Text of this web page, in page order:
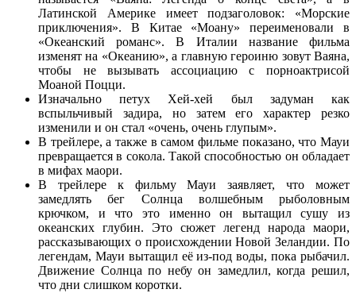
Латинской Америке имеет подзаголовок: «Морские
приключения». В Китае «Моану» переименовали в
«Океанский романс». В Италии название фильма
изменят на «Океанию», а главную героиню зовут Ваяна,
чтобы не вызывать ассоциацию с порноактрисой
Моаной Поцци.
Изначально петух Хей-хей был задуман как
вспыльчивый задира, но затем его характер резко
изменили и он стал «очень, очень глупым».
В трейлере, а также в самом фильме показано, что Мауи
превращается в сокола. Такой способностью он обладает
в мифах маори.
В трейлере к фильму Мауи заявляет, что может
замедлять бег Солнца волшебным рыболовным
крючком, и что это именно он вытащил сушу из
океанских глубин. Это сюжет легенд народа маори,
рассказывающих о происхождении Новой Зеландии. По
легендам, Мауи вытащил её из-под воды, пока рыбачил.
Движение Солнца по небу он замедлил, когда решил,
что дни слишком коротки.